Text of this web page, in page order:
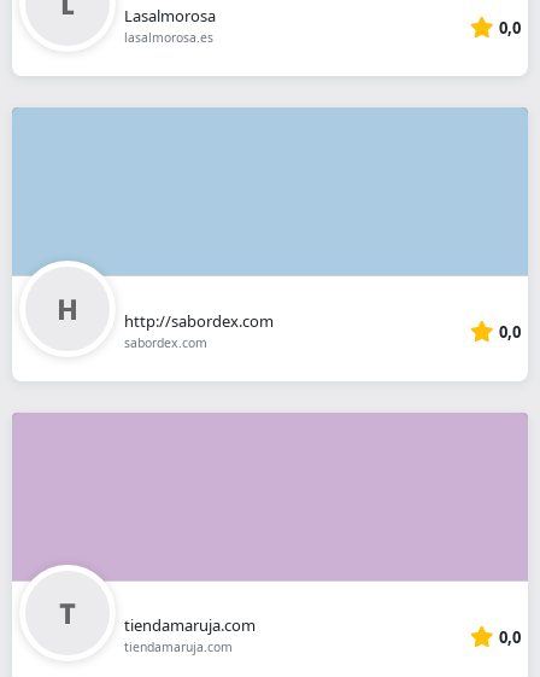
Lasalmorosa
lasalmorosa.es 0,0
http://sabordex.com
sabordex.com 0,0
tiendamaruja.com
tiendamaruja.com 0,0